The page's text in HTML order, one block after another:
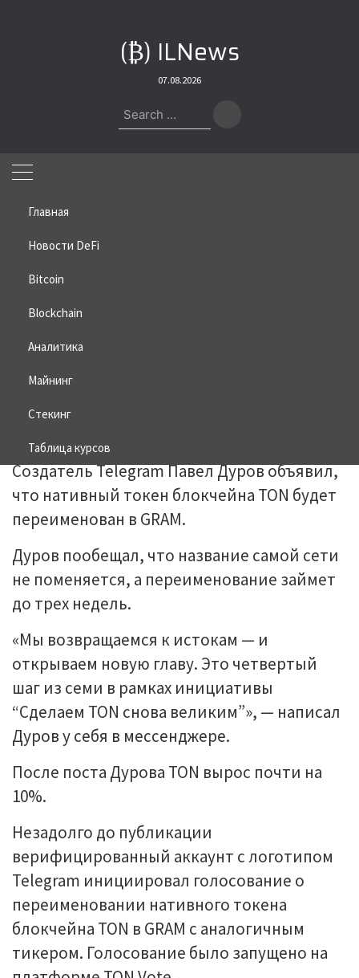
(₿) ILNews
07.08.2026
Search
for:
Главная
Новости DeFi
Bitcoin
Blockchain
Аналитика
Майнинг
Стекинг
Таблица курсов
Home»Bitcoin
Дуров переименовал TON в
GRAM
02.06.2026
Создатель Telegram Павел Дуров объявил,
что нативный токен блокчейна TON будет
переименован в GRAM.
Дуров пообещал, что название самой сети
не поменяется, а переименование займет
до трех недель.
«Мы возвращаемся к истокам — и
открываем новую главу. Это четвертый
шаг из семи в рамках инициативы
“Сделаем TON снова великим”», — написал
Дуров у себя в мессенджере.
После поста Дурова TON вырос почти на
10%.
Незадолго до публикации
верифицированный аккаунт с логотипом
Telegram инициировал голосование о
переименовании нативного токена
блокчейна TON в GRAM с аналогичным
тикером. Голосование было запущено на